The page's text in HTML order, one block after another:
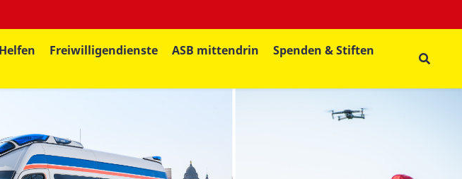
Freiwilligendienste ASB mittendrin
Spenden & Stiften